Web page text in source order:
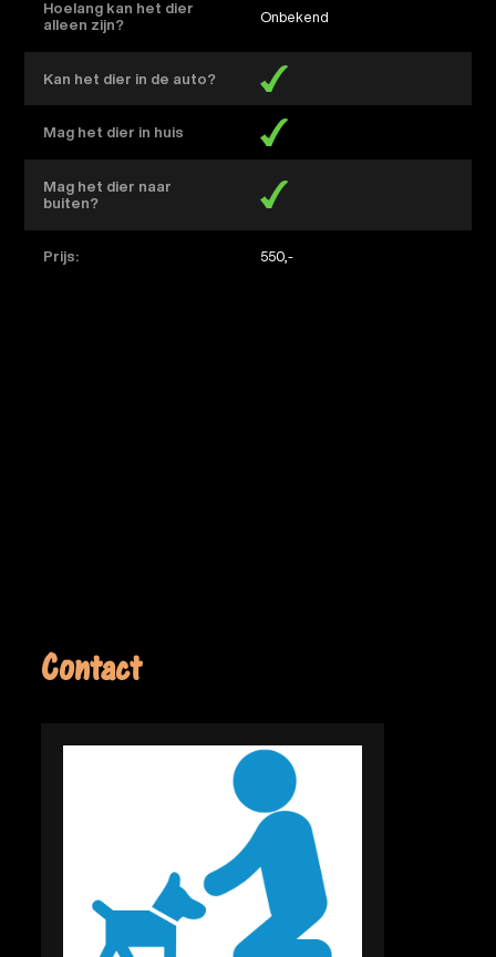
Hoelang kan het dier
alleen zijn?
Onbekend
Kan het dier in de auto?
Mag het dier in huis
Mag het dier naar
buiten?
Prijs: 550,-
Contact